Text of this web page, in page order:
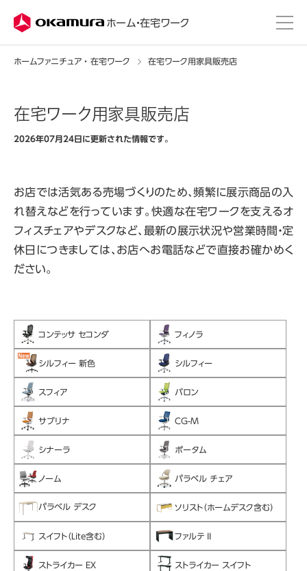
ホーム・在宅ワーク
ホームファニチュア ・ 在宅ワーク 在宅ワーク用家具販売店
在宅ワーク用家具販売店
2026年07月24日に更新された情報です。
お店では活気ある売場づくりのため、頻繁に展示商品の入
れ替えなどを行っています。快適な在宅ワークを支えるオ
フィスチェアやデスクなど、最新の展示状況や営業時間・定
休日につきましては、お店へお電話などで直接お確かめく
ださい。
コンテッサ セコンダ フィノラ
シルフィー 新色 シルフィー
スフィア バロン
サブリナ CG-M
シナーラ ポータム
ノーム パラベル チェア
パラベル デスク ソリスト（ホームデスク含む）
スイフト（Lite含む） ファルテ II
ストライカー EX ストライカー スイフト